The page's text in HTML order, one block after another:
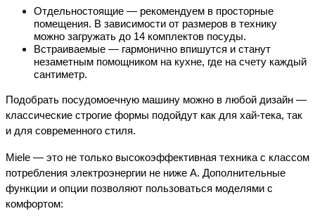
Отдельностоящие — рекомендуем в просторные
помещения. В зависимости от размеров в технику
можно загружать до 14 комплектов посуды.
Встраиваемые — гармонично впишутся и станут
незаметным помощником на кухне, где на счету каждый
сантиметр.
Подобрать посудомоечную машину можно в любой дизайн —
классические строгие формы подойдут как для хай-тека, так
и для современного стиля.
Miele — это не только высокоэффективная техника с классом
потребления электроэнергии не ниже А. Дополнительные
функции и опции позволяют пользоваться моделями с
комфортом: